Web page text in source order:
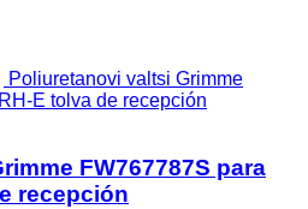
Poliuretanovi valtsi Grimme
E tolva de recepción
FW767787S para
recepción